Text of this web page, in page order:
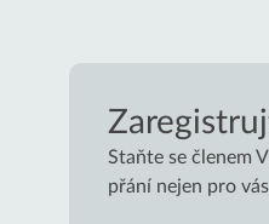
Staňte se členem
přání nejen pro